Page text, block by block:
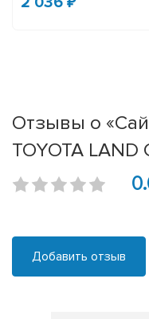
Отзывы о
TOYOTA LAND
Добавить отзыв